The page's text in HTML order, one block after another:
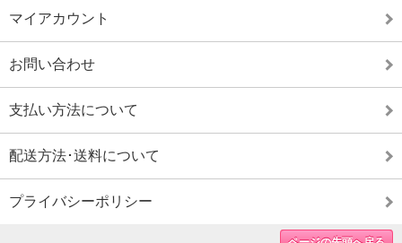
マイアカウント
お問い合わせ
支払い方法について
配送方法･送料について
プライバシーポリシー